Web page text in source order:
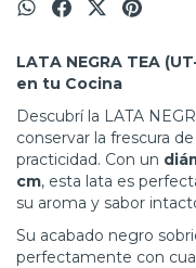
LATA NEGRA TEA
en tu Cocina
Descubrí la LATA
conservar la frescura
practicidad. Con un
cm, esta lata es
su aroma y sabor
Su acabado negro
perfectamente con